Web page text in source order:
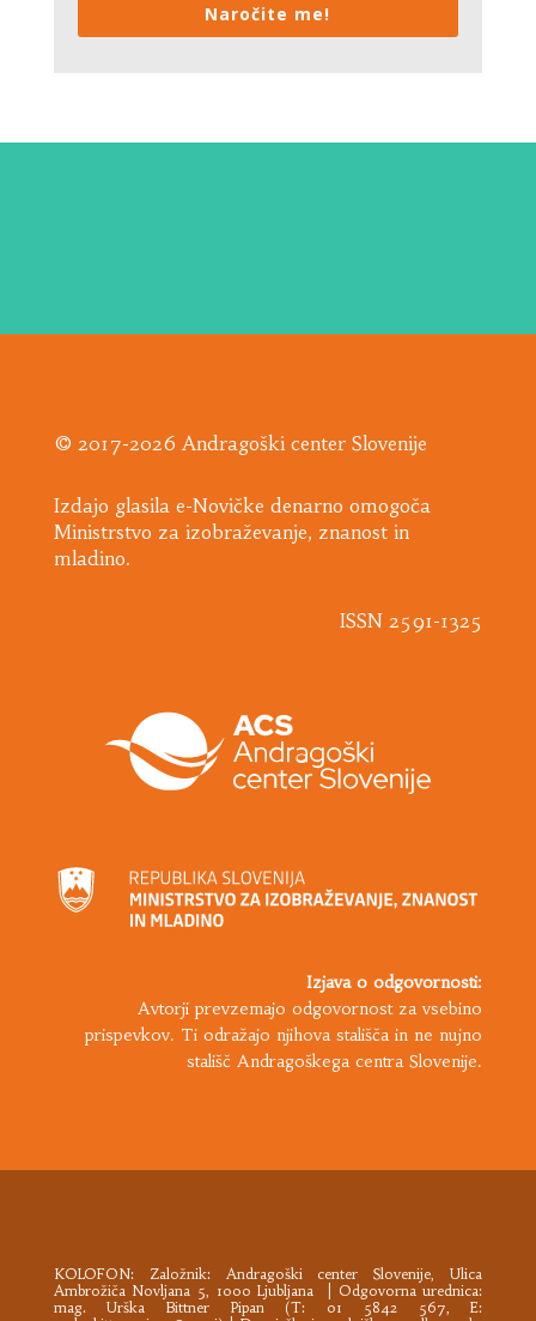
Naročite me!
© 2017-2026 Andragoški center Slovenije
Izdajo glasila e-Novičke denarno omogoča
Ministrstvo za izobraževanje, znanost in
mladino.
ISSN 2591-1325
Izjava o odgovornosti:
Avtorji prevzemajo odgovornost za vsebino
prispevkov. Ti odražajo njihova stališča in ne nujno
stališč Andragoškega centra Slovenije.
KOLOFON: Založnik: Andragoški center Slovenije , Ulica
Ambrožiča Novljana 5, 1000 Ljubljana | Odgovorna urednica:
mag. Urška Bittner Pipan (T: 01 5842 567, E: